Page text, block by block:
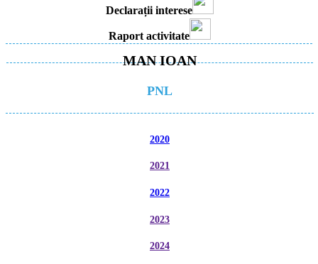
Declarații interese
Raport activitate
MAN IOAN
PNL
2020
2021
2022
2023
2024